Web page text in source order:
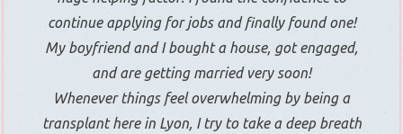
continue applying for jobs and finally found one!
My boyfriend and I bought a house, got engaged,
and are getting married very soon!
Whenever things feel overwhelming by being a
transplant here in Lyon, I try to take a deep breath